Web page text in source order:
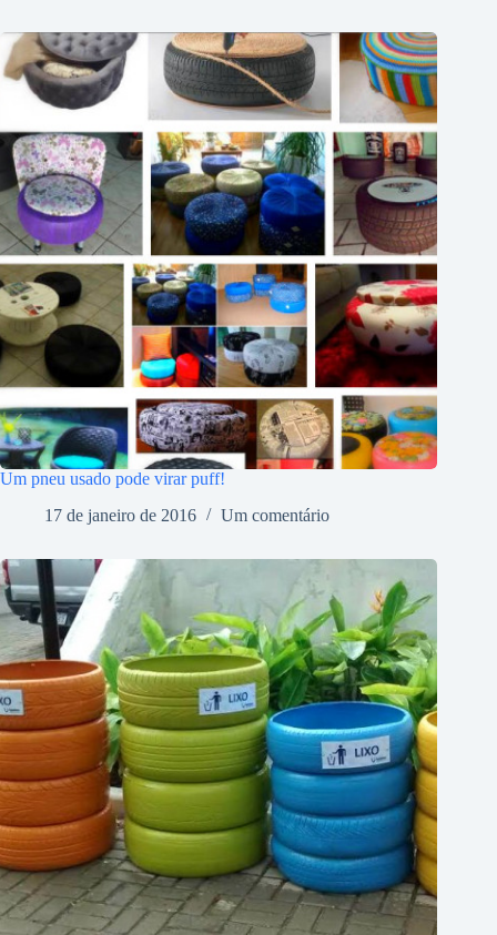
Um pneu usado pode virar puff!
17 de janeiro de 2016
Um comentário